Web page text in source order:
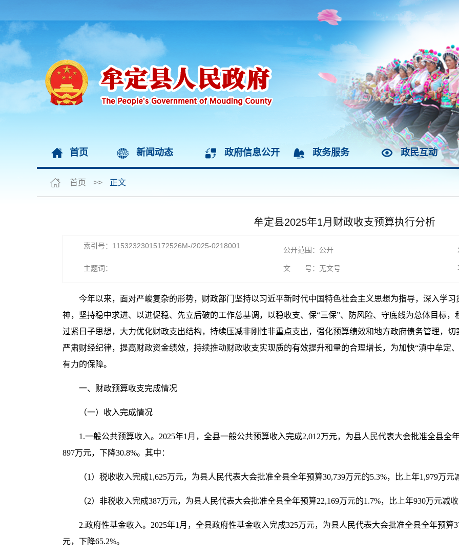
首页 新闻动态 政府信息公开 政务服务 政民互动
首页 >> 正文
牟定县2025年1月财政收支预算执行分析
索引号：11532323015172526M-/2025-0218001 公开范围：公开
主题词： 文 号：无文号
今年以来，面对严峻复杂的形势，财政部门坚持以习近平新时代中国特色社会主义思想为指导，深入学
神，坚持稳中求进、以进促稳、先立后破的工作总基调，以稳收支、保“三保”、防风险、守底线为总体目标
过紧日子思想，大力优化财政支出结构，持续压减非刚性非重点支出，强化预算绩效和地方政府债务管理，
严肃财经纪律，提高财政资金绩效，持续推动财政收支实现质的有效提升和量的合理增长，为加快“滇中牟定
有力的保障。
一、财政预算收支完成情况
（一）收入完成情况
1.一般公共预算收入。2025年1月，全县一般公共预算收入完成2,012万元，为县人民代表大会批准全县全
897万元，下降30.8%。其中：
（1）税收收入完成1,625万元，为县人民代表大会批准全县全年预算30,739万元的5.3%，比上年1,979万元
（2）非税收入完成387万元，为县人民代表大会批准全县全年预算22,169万元的1.7%，比上年930万元减
2.政府性基金收入。2025年1月，全县政府性基金收入完成325万元，为县人民代表大会批准全县全年预算
元，下降65.2%。